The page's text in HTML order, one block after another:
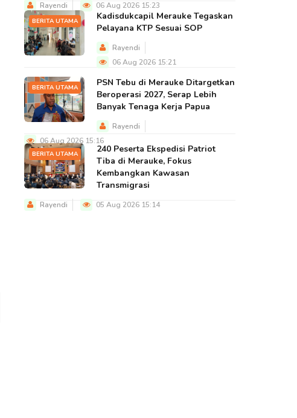
Rayendi 06 Aug 2026 15:23
BERITA UTAMA
Kadisdukcapil Merauke Tegaskan
Pelayana KTP Sesuai SOP
Rayendi
06 Aug 2026 15:21
BERITA UTAMA
PSN Tebu di Merauke Ditargetkan
Beroperasi 2027, Serap Lebih
Banyak Tenaga Kerja Papua
Rayendi
06 Aug 2026 15:16
BERITA UTAMA
240 Peserta Ekspedisi Patriot
Tiba di Merauke, Fokus
Kembangkan Kawasan
Transmigrasi
Rayendi 05 Aug 2026 15:14